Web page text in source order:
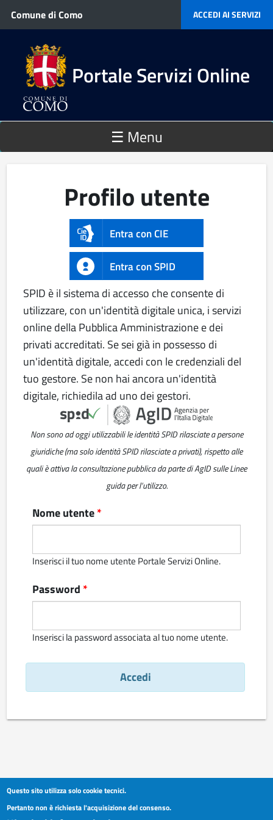
Salta al contenuto principale
Comune di Como ACCEDI AI SERVIZI
Portale Servizi Online
☰ Menu
Profilo utente
Entra con CIE
Entra con SPID
SPID è il sistema di accesso che consente di
utilizzare, con un'identità digitale unica, i servizi
online della Pubblica Amministrazione e dei
privati accreditati. Se sei già in possesso di
un'identità digitale, accedi con le credenziali del
tuo gestore. Se non hai ancora un'identità
digitale, richiedila ad uno dei gestori.
Non sono ad oggi utilizzabili le identità SPID rilasciate a persone
giuridiche (ma solo identità SPID rilasciate a privati), rispetto alle
quali è attiva la consultazione pubblica da parte di AgID sulle Linee
guida per l’utilizzo.
Nome utente*
Inserisci il tuo nome utente Portale Servizi Online.
Password *
Inserisci la password associata al tuo nome utente.
Questo sito utilizza solo cookie tecnici.
Pertanto non è richiesta l'acquisizione del consenso.